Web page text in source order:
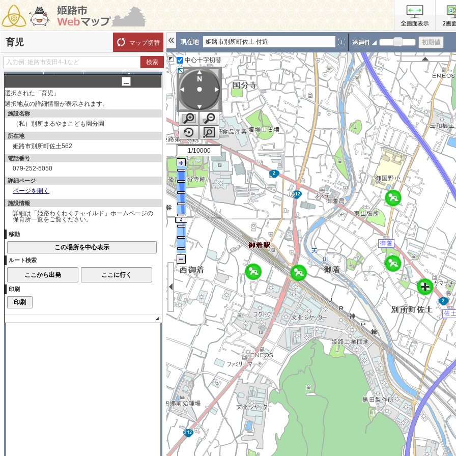
育児 マップ切替
表示切替
育児
保育所・認定こども園
保育所・認定こども園（一時保
育あり）
認可外保育施設
児童館・児童センター
子育て支援施設
姫路市別所町佐土 付近
中心十字切替
1/10000
選択された「育児」
選択地点の詳細情報が表示されます。
施設名称
（私）別所まるやまこども園分園
所在地
姫路市別所町佐土562
電話番号
079-252-5050
詳細ページ
ページを開く
施設情報
詳細は「姫路わくわくチャイルド」ホームページの
保育所一覧をご覧ください。
移動
ルート検索
印刷